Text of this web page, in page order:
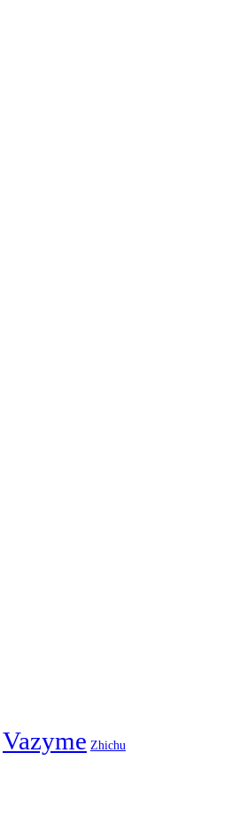
Vazyme Zhichu